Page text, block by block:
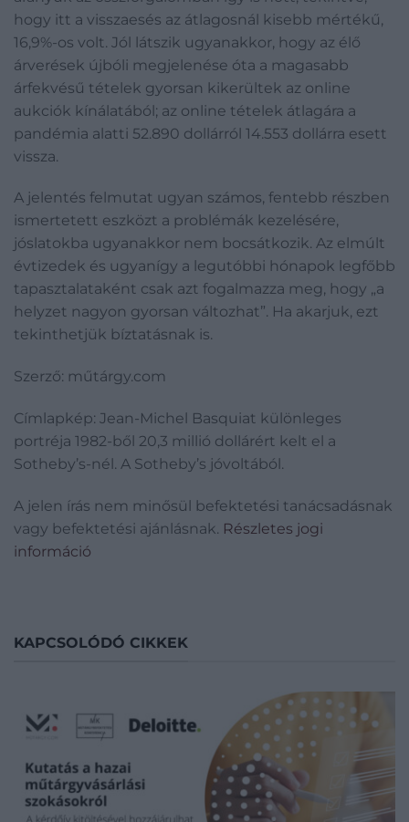
hogy itt a visszaesés az átlagosnál kisebb mértékű,
16,9%-os volt. Jól látszik ugyanakkor, hogy az élő
árverések újbóli megjelenése óta a magasabb
árfekvésű tételek gyorsan kikerültek az online
aukciók kínálatából; az online tételek átlagára a
pandémia alatti 52.890 dollárról 14.553 dollárra esett
vissza.
A jelentés felmutat ugyan számos, fentebb részben
ismertetett eszközt a problémák kezelésére,
jóslatokba ugyanakkor nem bocsátkozik. Az elmúlt
évtizedek és ugyanígy a legutóbbi hónapok legfőbb
tapasztalataként csak azt fogalmazza meg, hogy „a
helyzet nagyon gyorsan változhat”. Ha akarjuk, ezt
tekinthetjük bíztatásnak is.
Szerző: műtárgy.com
Címlapkép: Jean-Michel Basquiat különleges
portréja 1982-ből 20,3 millió dollárért kelt el a
Sotheby’s-nél. A Sotheby’s jóvoltából.
A jelen írás nem minősül befektetési tanácsadásnak
vagy befektetési ajánlásnak. Részletes jogi
információ
KAPCSOLÓDÓ CIKKEK